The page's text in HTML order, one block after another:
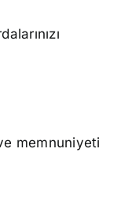
memnuniyeti